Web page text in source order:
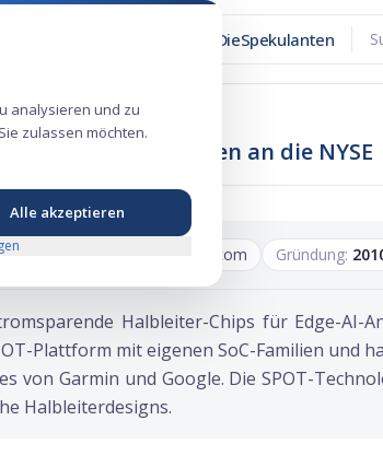
DieSpekulanten
AI-Chips gehen an die NYSE
ambiq.com Gründung:
Halbleiter-Chips für Edge-AI-
Plattform mit eigenen SoC-Familien und
von Garmin und Google. Die SPOT-
Halbleiterdesigns.
analysieren und zu
zulassen möchten.
Alle akzeptieren